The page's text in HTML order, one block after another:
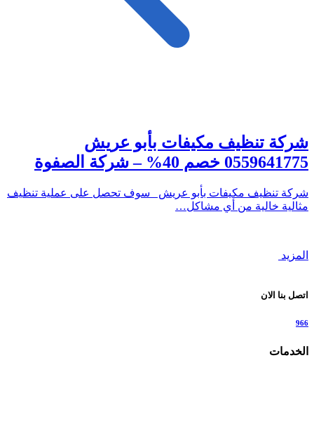
شركة تنظيف مكيفات بأبو عريش
0559641775 خصم 40% – شركة الصفوة
شركة تنظيف مكيفات بأبو عريش سوف تحصل على عملية تنظيف
مثالية خالية من أي مشاكل…
المزيد
اتصل بنا الان
966
الخدمات